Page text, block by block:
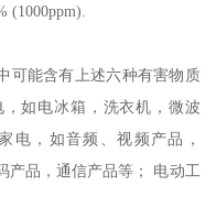
(1000ppm).
可能含有上述六种有害物质
如电冰箱，洗衣机，微波
电，如音频、视频产品，
产品，通信产品等； 电动工